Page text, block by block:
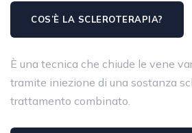
COS’È LA SCLEROTERAPIA?
È una tecnica che chiude le vene
tramite iniezione di una sostanza
trattamento combinato.